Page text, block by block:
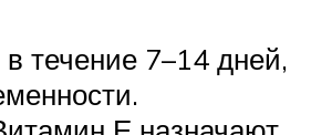
течение 7–14 дней,